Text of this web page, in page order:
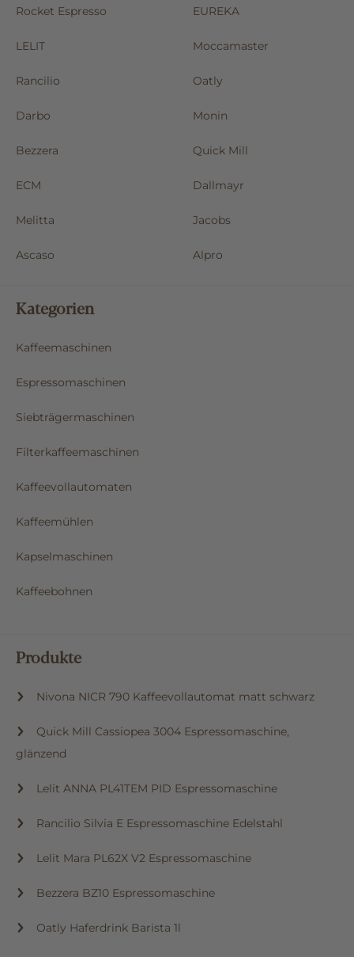
Rocket Espresso EUREKA
LELIT Moccamaster
Rancilio Oatly
Darbo Monin
Bezzera Quick Mill
ECM Dallmayr
Melitta Jacobs
Ascaso Alpro
Kategorien
Kaffeemaschinen
Espressomaschinen
Siebträgermaschinen
Filterkaffeemaschinen
Kaffeevollautomaten
Kaffeemühlen
Kapselmaschinen
Kaffeebohnen
Produkte
Nivona NICR 790 Kaffeevollautomat matt schwarz
Quick Mill Cassiopea 3004 Espressomaschine,
glänzend
Lelit ANNA PL41TEM PID Espressomaschine
Rancilio Silvia E Espressomaschine Edelstahl
Lelit Mara PL62X V2 Espressomaschine
Bezzera BZ10 Espressomaschine
Oatly Haferdrink Barista 1l